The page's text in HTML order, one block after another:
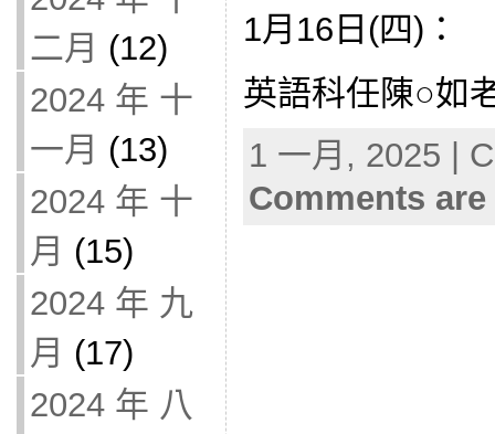
二月 (12)
2024 年 十
一月 (13)
2024 年 十
月 (15)
2024 年 九
月 (17)
2024 年 八
1月16日(四)：
英語科任陳○如
1 一月, 2025 |
Comments